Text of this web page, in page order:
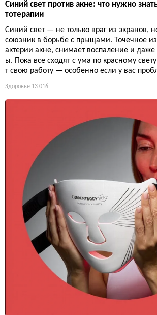
Синий свет против акне: что нужно
тотерапии
Синий свет — не только враг из экранов,
союзник в борьбе с прыщами. Точечное
актерии акне, снимает воспаление и даже
ы. Пока все сходят с ума по красному
т свою работу — особенно если у вас
Здоровье 13 016